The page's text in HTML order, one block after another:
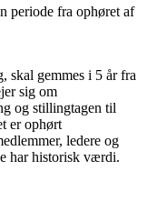
periode fra ophøret af
skal gemmes i 5 år fra
sig om
og stillingtagen til
er ophørt
ledere og
har historisk værdi.